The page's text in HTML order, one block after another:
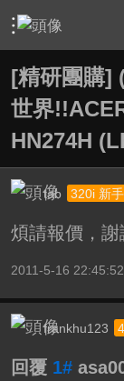
› 敗家特區 For
[精研團購]
世界
HN274H
tab 320i 新手
煩請報價，謝
2011-5-16 22:45:52
frankhu123
回覆 1#